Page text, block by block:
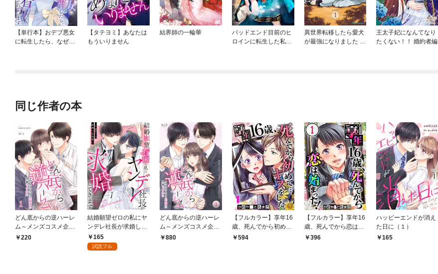
【単行本】おデブ悪女
に転生したら、なぜか
【タテヨミ】あなたは
もういりません
結界師の一輪華
バッドエンド目前のヒ
ロインに転生した私、
異世界転移したら愛犬
が最強になりました ～
王太子妃になんてなり
たくない！！ 婚約者編
同じ作者の本
どん底からの逆ハーレ
ム～メンズコスメ企画
部に異動ですか！？～
220
結婚願望ゼロの私にヤ
ンデレ社長が求婚して
きます（１）
165
試読フル
どん底からの逆ハーレ
ム～メンズコスメ企画
部に異動ですか！？～
880
【フルカラー】享年16
歳、死んでから初め
て…キスをした。【合
594
【フルカラー】享年16
歳、死んでから恋は始
まった！【合本版】
396
ハッピーエンドが消え
た日に（１）
165